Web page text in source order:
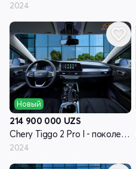
2024
Новый
214 900 000 UZS
Chery Tiggo 2 Pro I - поколение
2024